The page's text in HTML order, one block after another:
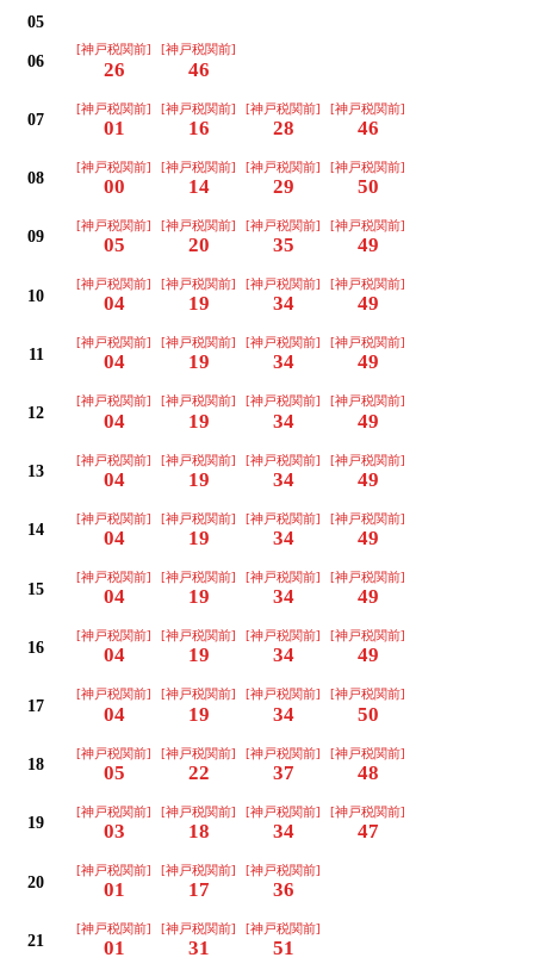
05
06
[神戸税関前]
26
[神戸税関前]
46
07
[神戸税関前]
01
[神戸税関前]
16
[神戸税関前]
28
[神戸税関前]
46
08
[神戸税関前]
00
[神戸税関前]
14
[神戸税関前]
29
[神戸税関前]
50
09
[神戸税関前]
05
[神戸税関前]
20
[神戸税関前]
35
[神戸税関前]
49
10
[神戸税関前]
04
[神戸税関前]
19
[神戸税関前]
34
[神戸税関前]
49
11
[神戸税関前]
04
[神戸税関前]
19
[神戸税関前]
34
[神戸税関前]
49
12
[神戸税関前]
04
[神戸税関前]
19
[神戸税関前]
34
[神戸税関前]
49
13
[神戸税関前]
04
[神戸税関前]
19
[神戸税関前]
34
[神戸税関前]
49
14
[神戸税関前]
04
[神戸税関前]
19
[神戸税関前]
34
[神戸税関前]
49
15
[神戸税関前]
04
[神戸税関前]
19
[神戸税関前]
34
[神戸税関前]
49
16
[神戸税関前]
04
[神戸税関前]
19
[神戸税関前]
34
[神戸税関前]
49
17
[神戸税関前]
04
[神戸税関前]
19
[神戸税関前]
34
[神戸税関前]
50
18
[神戸税関前]
05
[神戸税関前]
22
[神戸税関前]
37
[神戸税関前]
48
19
[神戸税関前]
03
[神戸税関前]
18
[神戸税関前]
34
[神戸税関前]
47
20
[神戸税関前]
01
[神戸税関前]
17
[神戸税関前]
36
21
[神戸税関前]
01
[神戸税関前]
31
[神戸税関前]
51